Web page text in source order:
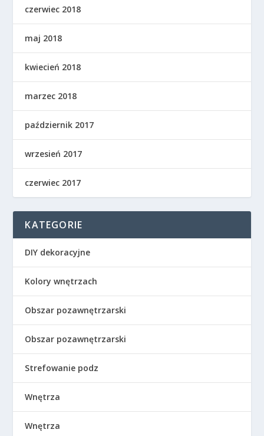
czerwiec 2018
maj 2018
kwiecień 2018
marzec 2018
październik 2017
wrzesień 2017
czerwiec 2017
KATEGORIE
DIY dekoracyjne
Kolory wnętrzach
Obszar pozawnętrzarski
Obszar pozawnętrzarski
Strefowanie podz
Wnętrza
Wnętrza